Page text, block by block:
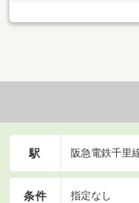
駅 阪急電鉄千里
条件 指定なし